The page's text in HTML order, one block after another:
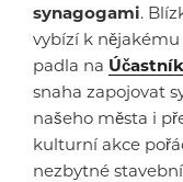
synagogami.
vybízí k
padla na
snaha zapojovat
našeho města i
kulturní akce
nezbytné